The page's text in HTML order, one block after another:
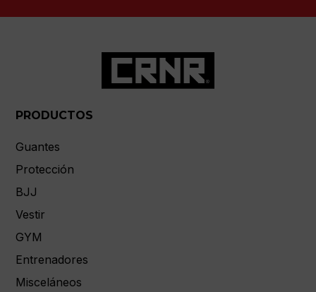
PRODUCTOS
Guantes
Protección
BJJ
Vestir
GYM
Entrenadores
Misceláneos